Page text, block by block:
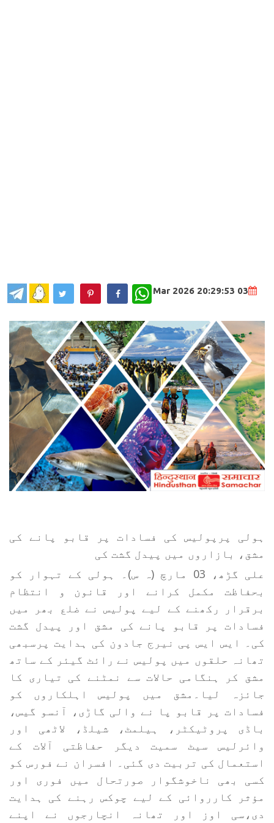
03 Mar 2026 20:29:53
WhatsApp
ہولی پرپولیس کی فسادات پر قابو پانے کی
مشق، بازاروں میں پیدل گشت کی
علی گڑھ، 03 مارچ (ہ س)۔ ہولی کے تہوار کو
بحفاظت مکمل کرانے اور قانون و انتظام
برقرار رکھنے کے لیے پولیس نے ضلع بھر میں
فسادات پر قابو پانے کی مشق اور پیدل گشت
کی۔ ایس ایس پی نیرج جادون کی ہدایت پرسبھی
تھانہ حلقوں میں پولیس نے رائٹ گیئر کے ساتھ
مشق کر ہنگامی حالات سے نمٹنے کی تیاری کا
جائزہ لیا۔مشق میں پولیس اہلکاروں کو
فسادات پر قابو پا نے والی گاڑی، آنسو گیس،
باڈی پروٹیکٹر، ہیلمٹ، شیلڈ، لاٹھی اور
وائرلیس سیٹ سمیت دیگر حفاظتی آلات کے
استعمال کی تربیت دی گئی۔ افسران نے فورس کو
کسی بھی ناخوشگوار صورتحال میں فوری اور
مؤثر کارروائی کے لیے چوکس رہنے کی ہدایت
دی،سی اوز اور تھانہ انچارجوں نے اپنے